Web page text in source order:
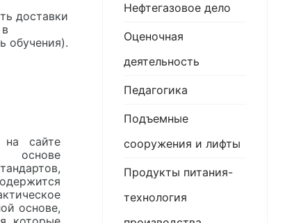
доставки
обучения).
на сайте
основе
основе,
Нефтегазовое дело
Оценочная
деятельность
Педагогика
Подъемные
сооружения и лифты
Продукты питания-
технология